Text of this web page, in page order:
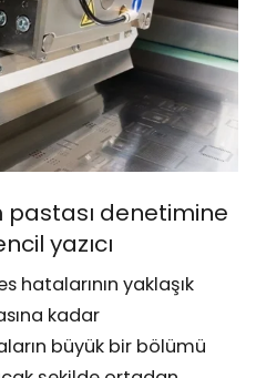
denetimine
yazıcı
hatalarının yaklaşık
kadar
büyük bir bölümü